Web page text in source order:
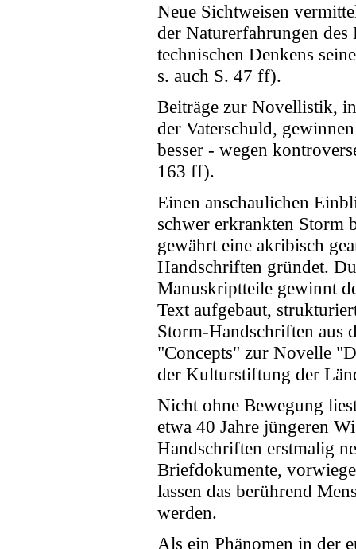
Neue Sichtweisen
der Naturerfahrungen
technischen Denkens
s. auch S. 47 ff).
Beiträge zur Novellistik,
der Vaterschuld,
besser - wegen
163 ff).
Einen anschaulichen
schwer erkrankten Storm
gewährt eine akribisch
Handschriften gründet.
Manuskriptteile gewinnt
Text aufgebaut,
Storm-Handschriften aus
"Concepts" zur Novelle
der Kulturstiftung der
Nicht ohne Bewegung
etwa 40 Jahre jüngeren
Handschriften erstmalig
Briefdokumente,
lassen das berührend
werden.
Als ein Phänomen in der